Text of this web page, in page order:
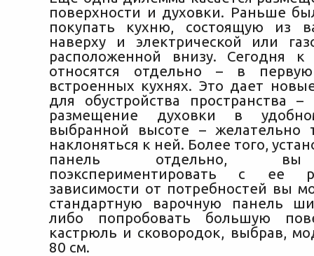
поверхности и духовки. Раньше
покупать кухню, состоящую из
наверху и электрической или
расположенной внизу. Сегодня к
относятся отдельно – в
встроенных кухнях. Это дает
для обустройства пространства
размещение духовки в
выбранной высоте – желательно
наклоняться к ней. Более того,
панель отдельно, вы
поэкспериментировать с ее
зависимости от потребностей вы
стандартную варочную панель
либо попробовать большую
кастрюль и сковородок, выбрав,
80 см.